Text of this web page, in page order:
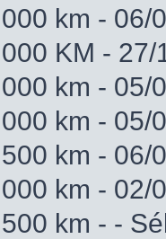
km - 06/
KM -
km - 05/
km - 05/
km - 06/
km - 02/
km - -